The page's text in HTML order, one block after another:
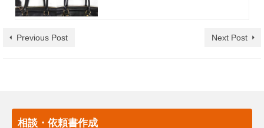
Previous Post Next Post
相談・依頼書作成